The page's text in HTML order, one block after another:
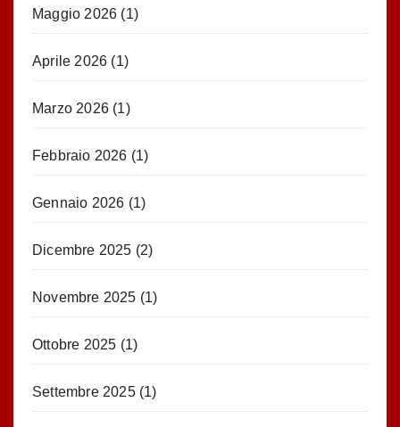
Maggio 2026 (1)
Aprile 2026 (1)
Marzo 2026 (1)
Febbraio 2026 (1)
Gennaio 2026 (1)
Dicembre 2025 (2)
Novembre 2025 (1)
Ottobre 2025 (1)
Settembre 2025(1)